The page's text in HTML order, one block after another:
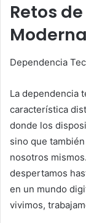
Retos
Dependencia
La dependencia
característica
donde los
sino que
nosotros
despertamos
en un mundo
vivimos,